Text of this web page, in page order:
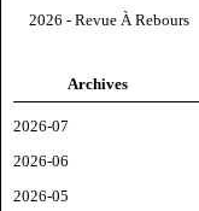
2026 - Revue À Rebours
Archives
2026-07
2026-06
2026-05